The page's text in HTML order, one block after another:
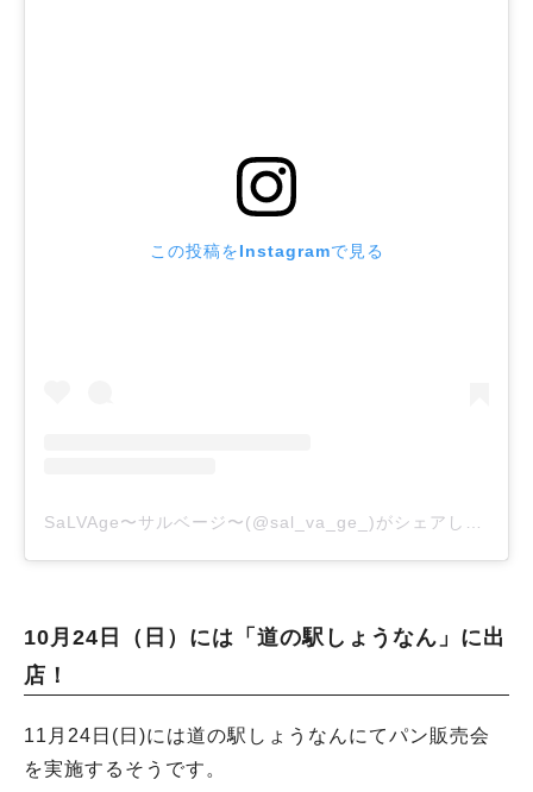
この投稿をInstagramで見る
10月24日（日）には「道の駅しょうなん」に出
店！
11月24日(日)には道の駅しょうなんにてパン販売会
を実施するそうです。